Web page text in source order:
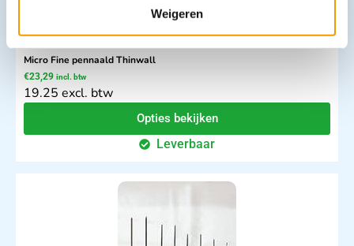
Weigeren
Micro Fine pennaald Thinwall
€23,29 incl. btw
19.25 excl. btw
Opties bekijken
Leverbaar